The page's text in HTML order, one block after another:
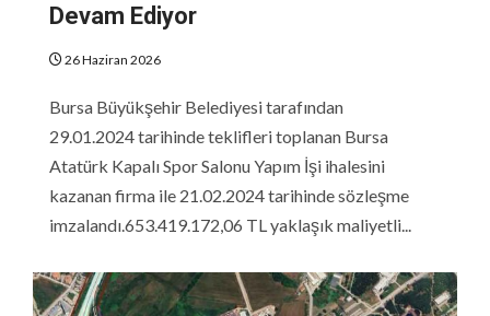
Devam Ediyor
26 Haziran 2026
Bursa Büyükşehir Belediyesi tarafından
29.01.2024 tarihinde teklifleri toplanan Bursa
Atatürk Kapalı Spor Salonu Yapım İşi ihalesini
kazanan firma ile 21.02.2024 tarihinde sözleşme
imzalandı.653.419.172,06 TL yaklaşık maliyetli...